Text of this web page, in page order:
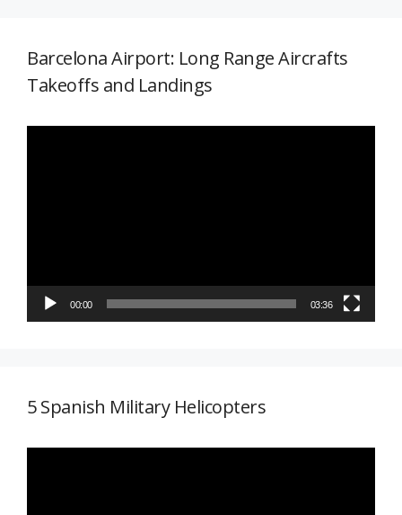
Barcelona Airport: Long Range Aircrafts
Takeoffs and Landings
00:00 03:36
5 Spanish Military Helicopters